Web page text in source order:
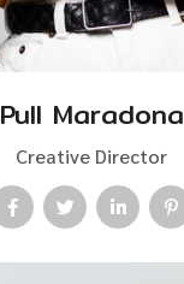
Pull Maradona
Creative Director